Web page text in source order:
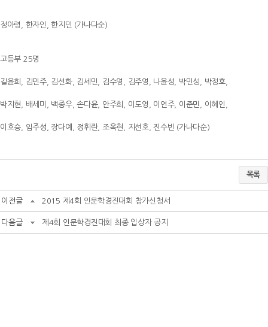
정아령, 한자인, 한지민 (가나다순)
고등부 25명
길윤희, 김민주, 김선화, 김세민, 김수영, 김주영, 나윤성, 박민성, 박정호,
박지현, 배세미, 백종우, 손다윤, 안주희, 이도영, 이연주, 이준민, 이혜인,
이호승, 임주성, 장다예, 정휘란, 조옥현, 지선호, 진수빈 (가나다순)
목록
이전글 2015 제4회 인문학경진대회 참가신청서
다음글 제4회 인문학경진대회 최종 입상자 공지